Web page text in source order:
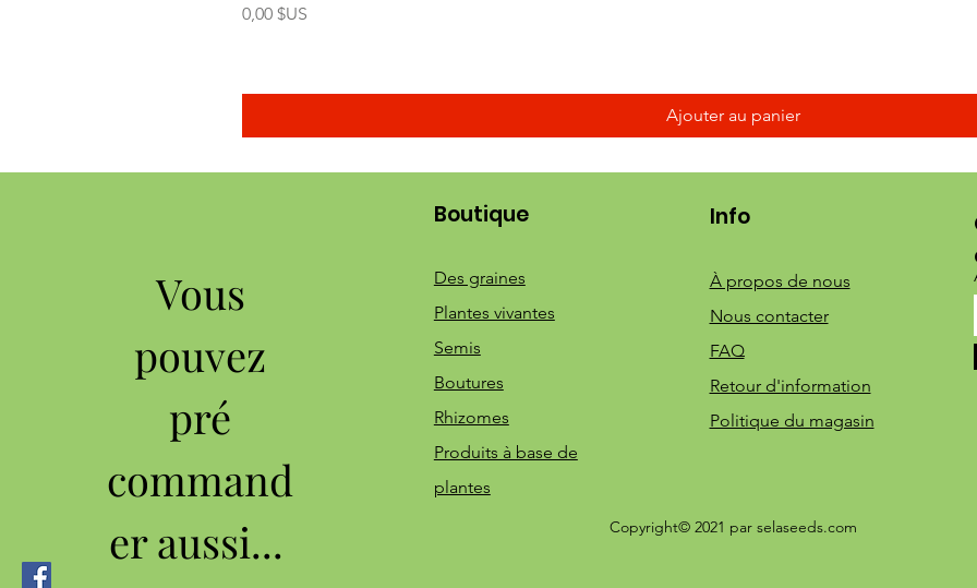
Prix
0,00 $US
Ajouter au panier
Vous
pouvez
pré
command
er aussi...
Boutique
Des graines
Plantes vivantes
Semis
Boutures
Rhizomes
Produits à base de
plantes
Info
À propos de nous
Nous contacter
FAQ
Retour d'information
Politique du magasin
Copyright© 2021 par selaseeds.com